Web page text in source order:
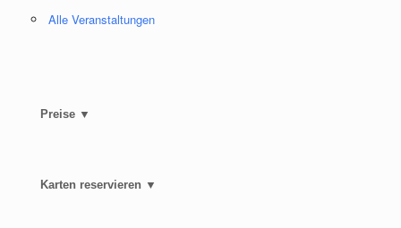
Alle Veranstaltungen
Preise ▼
Karten reservieren ▼